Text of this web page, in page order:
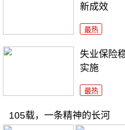
新成效
最热
失业保险
实施
最热
105载，一条精神的长河